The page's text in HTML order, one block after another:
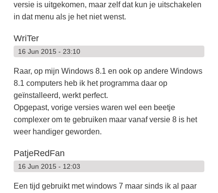
versie is uitgekomen, maar zelf dat kun je uitschakelen
in dat menu als je het niet wenst.
WriTer
16 Jun 2015 - 23:10
Raar, op mijn Windows 8.1 en ook op andere Windows
8.1 computers heb ik het programma daar op
geïnstalleerd, werkt perfect.
Opgepast, vorige versies waren wel een beetje
complexer om te gebruiken maar vanaf versie 8 is het
weer handiger geworden.
PatjeRedFan
16 Jun 2015 - 12:03
Een tijd gebruikt met windows 7 maar sinds ik al paar